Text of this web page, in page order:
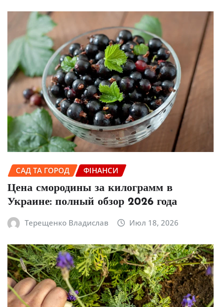
САД ТА ГОРОД ФІНАНСИ
Цена смородины за килограмм в
Украине: полный обзор 2026 года
Терещенко Владислав Июл 18, 2026